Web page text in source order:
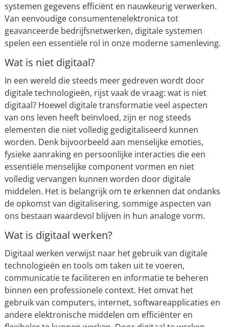
systemen gegevens efficiënt en nauwkeurig verwerken.
Van eenvoudige consumentenelektronica tot
geavanceerde bedrijfsnetwerken, digitale systemen
spelen een essentiële rol in onze moderne samenleving.
Wat is niet digitaal?
In een wereld die steeds meer gedreven wordt door
digitale technologieën, rijst vaak de vraag: wat is niet
digitaal? Hoewel digitale transformatie veel aspecten
van ons leven heeft beïnvloed, zijn er nog steeds
elementen die niet volledig gedigitaliseerd kunnen
worden. Denk bijvoorbeeld aan menselijke emoties,
fysieke aanraking en persoonlijke interacties die een
essentiële menselijke component vormen en niet
volledig vervangen kunnen worden door digitale
middelen. Het is belangrijk om te erkennen dat ondanks
de opkomst van digitalisering, sommige aspecten van
ons bestaan waardevol blijven in hun analoge vorm.
Wat is digitaal werken?
Digitaal werken verwijst naar het gebruik van digitale
technologieën en tools om taken uit te voeren,
communicatie te faciliteren en informatie te beheren
binnen een professionele context. Het omvat het
gebruik van computers, internet, softwareapplicaties en
andere elektronische middelen om efficiënter en